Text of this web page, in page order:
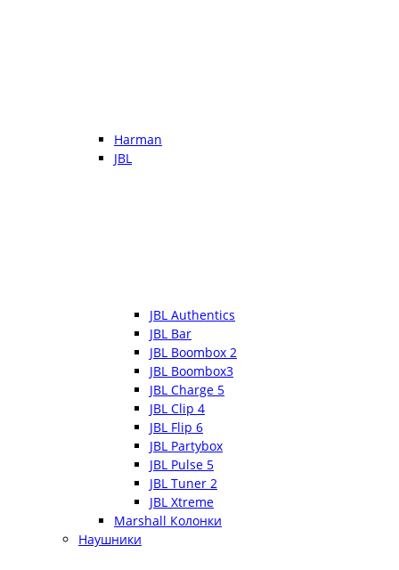
Harman
JBL
JBL Authentics
JBL Bar
JBL Boombox 2
JBL Boombox3
JBL Charge 5
JBL Clip 4
JBL Flip 6
JBL Partybox
JBL Pulse 5
JBL Tuner 2
JBL Xtreme
Marshall Колонки
Наушники